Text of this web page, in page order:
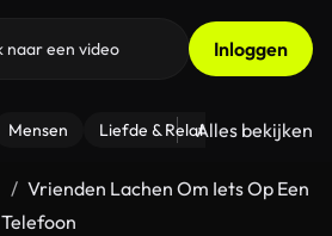
Inloggen
Mensen Liefde & Relaties - Fitness
Alles bekijken
Vrienden Lachen Om Iets Op Een
Telefoon